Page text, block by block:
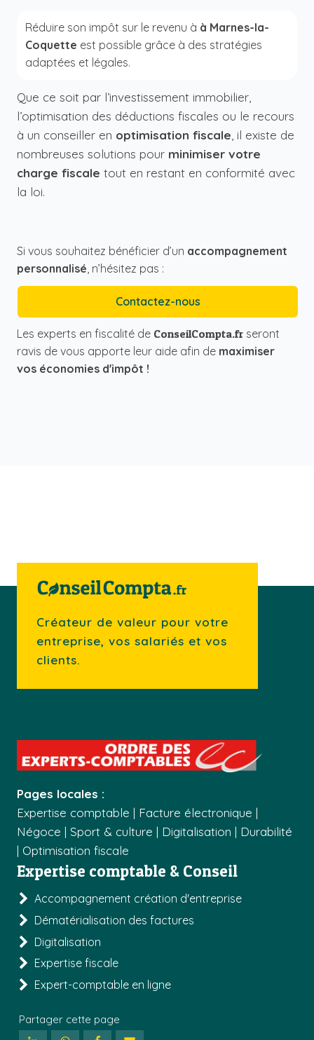
Réduire son impôt sur le revenu à à Marnes-la-
Coquette est possible grâce à des stratégies
adaptées et légales.
Que ce soit par l’investissement immobilier,
l’optimisation des déductions fiscales ou le recours
à un conseiller en optimisation fiscale , il existe de
nombreuses solutions pour minimiser votre
charge fiscale tout en restant en conformité avec
la loi.
Si vous souhaitez bénéficier d’un accompagnement
personnalisé, n’hésitez pas :
Contactez-nous
Les experts en fiscalité de ConseilCompta.fr seront
ravis de vous apporte leur aide afin de maximiser
vos économies d'impôt !
Créateur de valeur pour votre
entreprise, vos salariés et vos
clients.
Pages locales :
Expertise comptable | Facture électronique |
Négoce | Sport & culture | Digitalisation | Durabilité
| Optimisation fiscale
Expertise comptable & Conseil
Accompagnement création d'entreprise
Dématérialisation des factures
Digitalisation
Expertise fiscale
Expert-comptable en ligne
Partager cette page